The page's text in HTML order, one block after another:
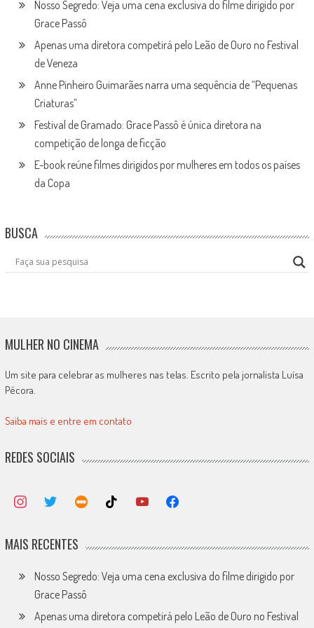
Nosso Segredo: Veja uma cena exclusiva do filme dirigido por
Grace Passô
Apenas uma diretora competirá pelo Leão de Ouro no Festival
de Veneza
Anne Pinheiro Guimarães narra uma sequência de “Pequenas
Criaturas”
Festival de Gramado: Grace Passô é única diretora na
competição de longa de ficção
E-book reúne filmes dirigidos por mulheres em todos os países
da Copa
BUSCA
MULHER NO CINEMA
Um site para celebrar as mulheres nas telas. Escrito pela jornalista Luísa
Pécora.
Saiba mais e entre em contato
REDES SOCIAIS
MAIS RECENTES
Nosso Segredo: Veja uma cena exclusiva do filme dirigido por
Grace Passô
Apenas uma diretora competirá pelo Leão de Ouro no Festival